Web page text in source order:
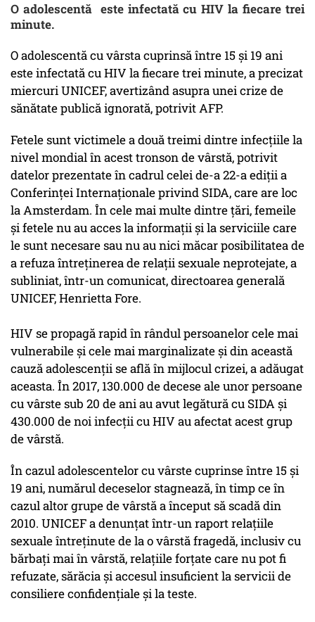
O adolescentă este infectată cu HIV la fiecare trei
minute.
O adolescentă cu vârsta cuprinsă între 15 şi 19 ani
este infectată cu HIV la fiecare trei minute, a precizat
miercuri UNICEF, avertizând asupra unei crize de
sănătate publică ignorată, potrivit AFP.
Fetele sunt victimele a două treimi dintre infecţiile la
nivel mondial în acest tronson de vârstă, potrivit
datelor prezentate în cadrul celei de-a 22-a ediţii a
Conferinţei Internaţionale privind SIDA, care are loc
la Amsterdam. În cele mai multe dintre ţări, femeile
şi fetele nu au acces la informaţii şi la serviciile care
le sunt necesare sau nu au nici măcar posibilitatea de
a refuza întreţinerea de relaţii sexuale neprotejate, a
subliniat, într-un comunicat, directoarea generală
UNICEF, Henrietta Fore.
HIV se propagă rapid în rândul persoanelor cele mai
vulnerabile şi cele mai marginalizate şi din această
cauză adolescenţii se află în mijlocul crizei, a adăugat
aceasta. În 2017, 130.000 de decese ale unor persoane
cu vârste sub 20 de ani au avut legătură cu SIDA şi
430.000 de noi infecţii cu HIV au afectat acest grup
de vârstă.
În cazul adolescentelor cu vârste cuprinse între 15 şi
19 ani, numărul deceselor stagnează, în timp ce în
cazul altor grupe de vârstă a început să scadă din
2010. UNICEF a denunţat într-un raport relaţiile
sexuale întreţinute de la o vârstă fragedă, inclusiv cu
bărbaţi mai în vârstă, relaţiile forţate care nu pot fi
refuzate, sărăcia şi accesul insuficient la servicii de
consiliere confidenţiale şi la teste.